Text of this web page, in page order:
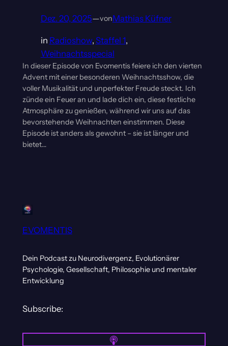
Dez. 20, 2025—vonMathias Küfner
in Radioshow, Staffel 1
Weihnachtsspecial
In dieser Episode von Evomentis feiere ich den vierten
Advent mit einer besonderen Weihnachtsshow, die
voller Musikalität und unperfekter Freude steckt. Ich
zünde ein Feuer an und lade dich ein, diese festliche
Atmosphäre zu genießen, während wir uns auf das
bevorstehende Weihnachten einstimmen. Diese
Episode ist anders als gewohnt – sie ist länger und
bietet…
EVOMENTIS
Dein Podcast zu Neurodivergenz, Evolutionärer
Psychologie, Gesellschaft, Philosophie und mentaler
Entwicklung
Subscribe: